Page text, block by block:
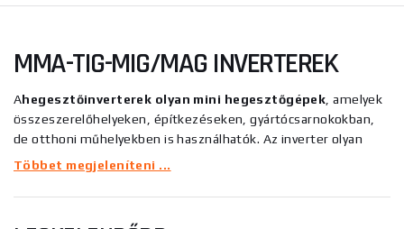
MMA-TIG-MIG/MAG INVERTEREK
Ahegesztőinverterek olyan mini hegesztőgépek , amelyek
összeszerelőhelyeken, építkezéseken, gyártócsarnokokban,
de otthoni műhelyekben is használhatók. Az inverter olyan
eszköz, amely a normál hálózati feszültséget váltakozó
hegesztéshez használnak. Az invertereket nagy teljesítmény
Többet megjeleníteni ...